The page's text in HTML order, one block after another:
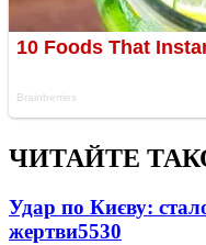
ЧИТАЙТЕ
Удар по Києву:
жертви5530